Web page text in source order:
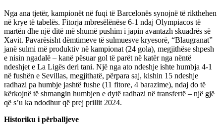
Nga ana tjetër, kampionët në fuqi të Barcelonës synojnë të rikthehen
në krye të tabelës. Fitorja mbresëlënëse 6-1 ndaj Olympiacos të
martën dhe një ditë më shumë pushim i japin avantazh skuadrës së
Xavit. Pavarësisht dëmtimeve të sulmuesve kryesorë, “Blaugranat”
janë sulmi më produktiv në kampionat (24 gola), megjithëse shpesh
e nisin ngadalë – kanë pësuar gol të parët në katër nga nëntë
ndeshjet e La Ligës deri tani. Një nga ato ndeshje ishte humbja 4-1
në fushën e Sevillas, megjithatë, përpara saj, kishin 15 ndeshje
radhazi pa humbje jashtë fushe (11 fitore, 4 barazime), ndaj do të
kërkojnë të shmangin humbjen e dytë radhazi në transfertë – një gjë
që s’u ka ndodhur që prej prillit 2024.
Historiku i përballjeve